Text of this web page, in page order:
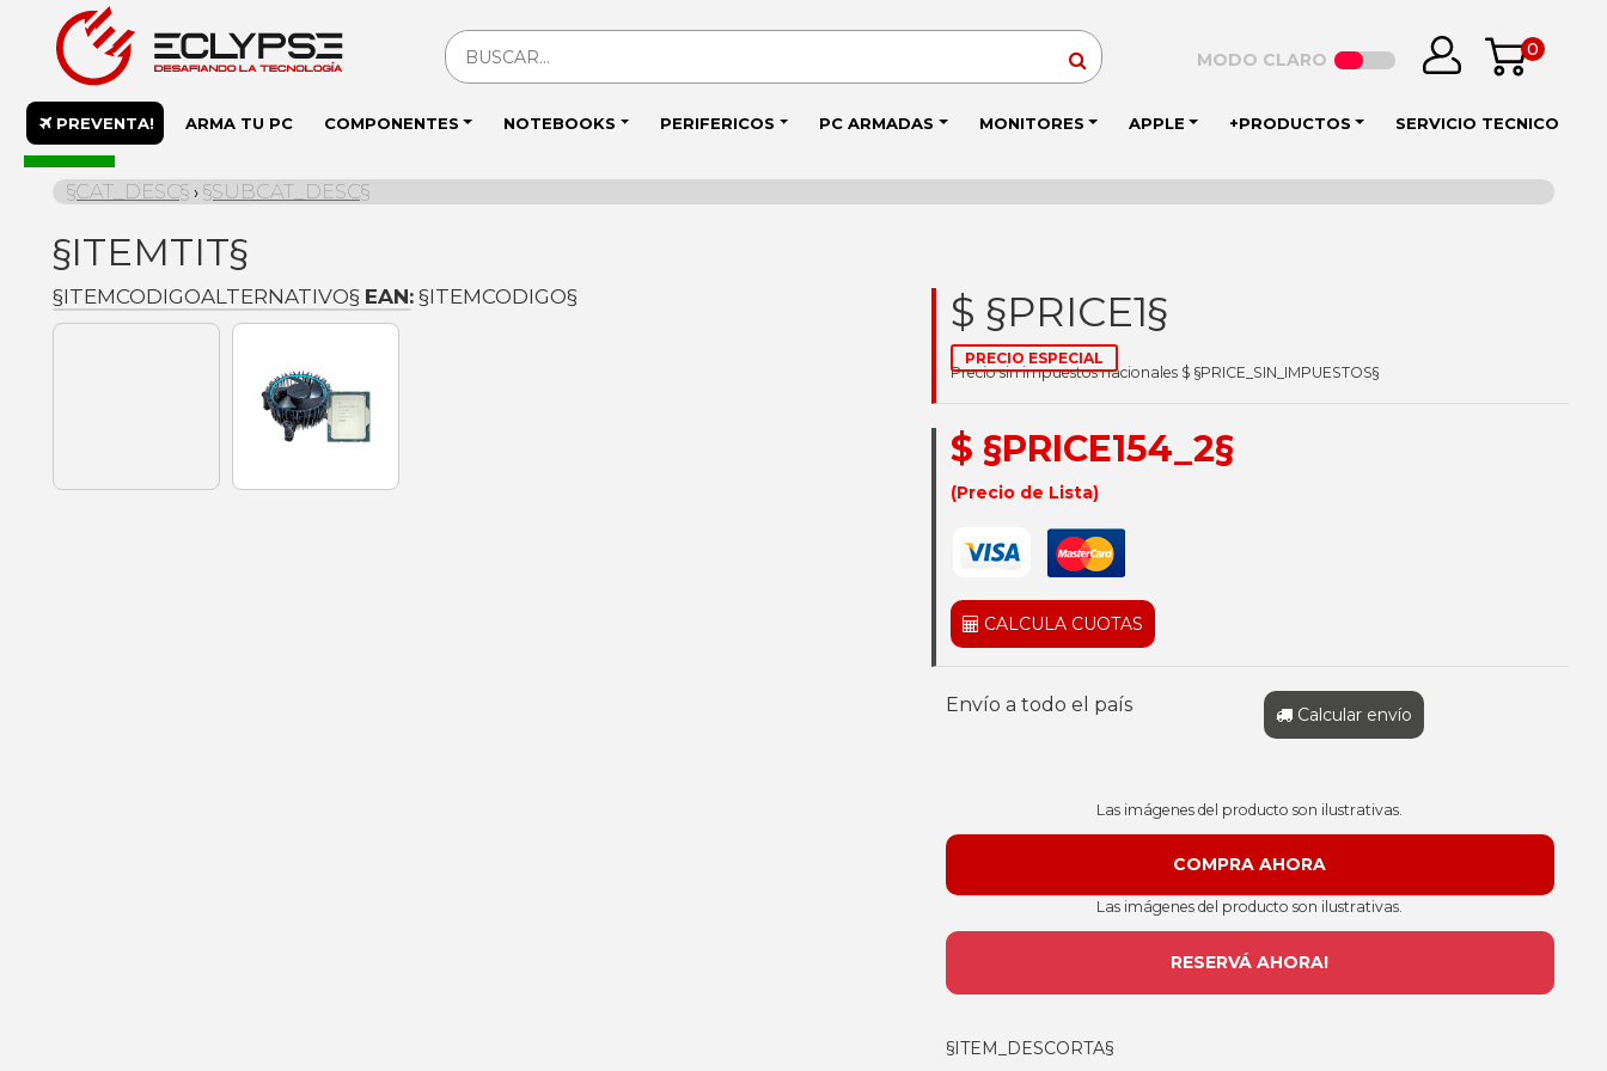
0
MODO CLARO
PREVENTA! ARMA TU PC COMPONENTES NOTEBOOKS PERIFERICOS PC ARMADAS MONITORES APPLE +PRODUCTOS SERVICIO TECNICO
§CAT_DESC§ › §SUBCAT_DESC§
§ITEMTIT§
§ITEMCODIGOALTERNATIVO§ EAN: §ITEMCODIGO§ $ §PRICE1§
PRECIO ESPECIAL
Precio sin impuestos nacionales $ §PRICE_SIN_IMPUESTOS§
$ §PRICE154_2§
(Precio de Lista)
CALCULA CUOTAS
Envío a todo el país Calcular envío
En stock
Las imágenes del producto son ilustrativas.
Las imágenes del producto son ilustrativas.
RESERVÁ AHORA!
§ITEM_DESCORTA§